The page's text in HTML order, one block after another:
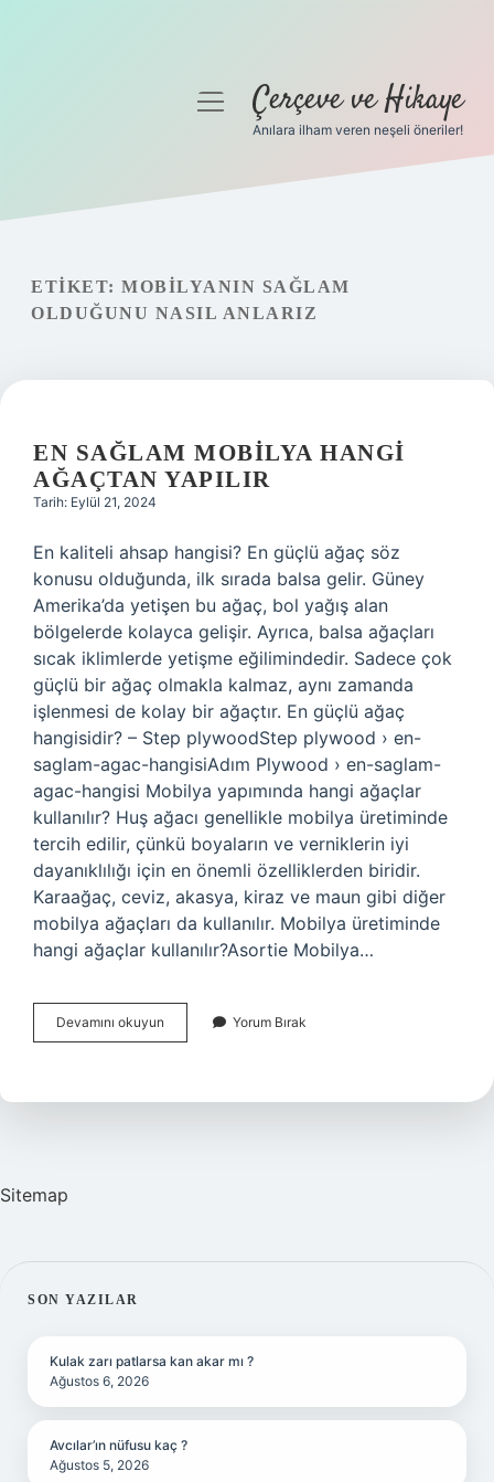
Gizlilik Politikası
Hakkımızda
menüyüÇerçeve ve Hikaye
Anılara ilham veren neşeli öneriler!
ETIKET: MOBILYANIN SAĞLAM
OLDUĞUNU NASIL ANLARIZ
EN SAĞLAM MOBILYA HANGI
AĞAÇTAN YAPILIR
Tarih: Eylül 21, 2024
En kaliteli ahsap hangisi? En güçlü ağaç söz
konusu olduğunda, ilk sırada balsa gelir. Güney
Amerika’da yetişen bu ağaç, bol yağış alan
bölgelerde kolayca gelişir. Ayrıca, balsa ağaçları
sıcak iklimlerde yetişme eğilimindedir. Sadece çok
güçlü bir ağaç olmakla kalmaz, aynı zamanda
işlenmesi de kolay bir ağaçtır. En güçlü ağaç
hangisidir? – Step plywoodStep plywood › en-
saglam-agac-hangisiAdım Plywood › en-saglam-
agac-hangisi Mobilya yapımında hangi ağaçlar
kullanılır? Huş ağacı genellikle mobilya üretiminde
tercih edilir, çünkü boyaların ve verniklerin iyi
dayanıklılığı için en önemli özelliklerden biridir.
Karaağaç, ceviz, akasya, kiraz ve maun gibi diğer
mobilya ağaçları da kullanılır. Mobilya üretiminde
hangi ağaçlar kullanılır?Asortie Mobilya…
Devamını okuyun
Sağlam
Ağaçtan
Yorum Bırak
Sitemap
SIDEBAR
SON YAZILAR
Kulak zarı patlarsa kan akar mı ?
Ağustos 6, 2026
Avcılar’ın nüfusu kaç ?
Ağustos 5, 2026